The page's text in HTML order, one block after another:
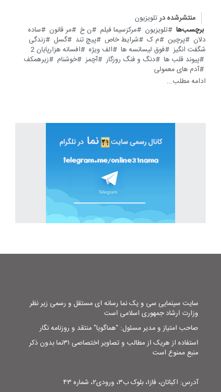
منتشرشده درتلویزیون
برچسب‌ها
تلویزیون مرکزسیما فیلم ن خ مر قانون
ساده
دلان
پرچین م ک شرایط خاص پیچ تند گسل
زندگی
شگفت انگیز
فوق لیسانسه ها الف ویژه
افسانه هزارپایان 2
پیوند قلب ها
دنگ و فنگ روزگار آچمز خوشنام
زیرهمکف
آدم های معمولی
ادامه مطلب...
سایت سینمایی سی و یک نما رسانه ای مستقل و رسمی زیر نظر
وزارت ارشاد جمهوری اسلامی است
صاحب امتیاز و مدیر مسئول: "هماگویا" منتقد و روزنامه نگار
استفاده از هریک از مطالب و تصاویر اختصاصی ۳۱نما بدون ذکر
منبع ممنوع است
آدرس: اکباتان، فاز۱، بلوک ب۳، ورودی۲، شماره ۴۳